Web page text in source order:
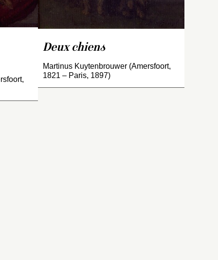
Deux chiens
Martinus Kuytenbrouwer (Amersfoort,
1821 – Paris, 1897)